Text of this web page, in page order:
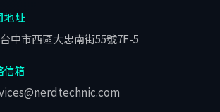
地址
中市西區大忠南街55號7F-5
信箱